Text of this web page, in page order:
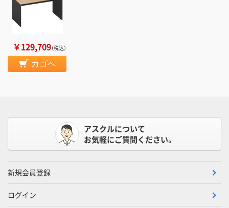
￥129,709（税込）
カゴへ
アスクルについて
お気軽にご質問ください。
新規会員登録
ログイン